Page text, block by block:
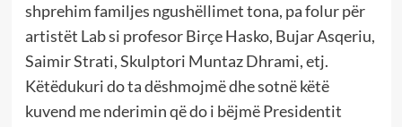
shprehim familjes ngushëllimet tona, pa folur për
artistët Lab si profesor Birçe Hasko, Bujar Asqeriu,
Saimir Strati, Skulptori Muntaz Dhrami, etj.
Këtëdukuri do ta dëshmojmë dhe sotnë këtë
kuvend me nderimin që do i bëjmë Presidentit